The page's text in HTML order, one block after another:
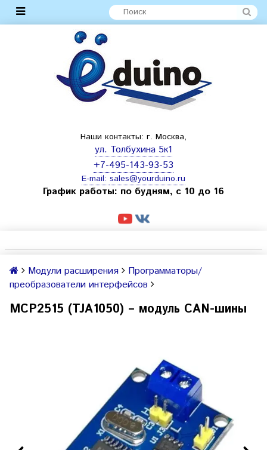
Наши контакты: г. Москва,
ул. Толбухина 5к1
+7-495-143-93-53
E-mail: sales@yourduino.ru
График работы: по будням, с 10 до 16
Модули расширения
Программаторы/
преобразователи интерфейсов
MCP2515 (TJA1050) – модуль CAN-шины